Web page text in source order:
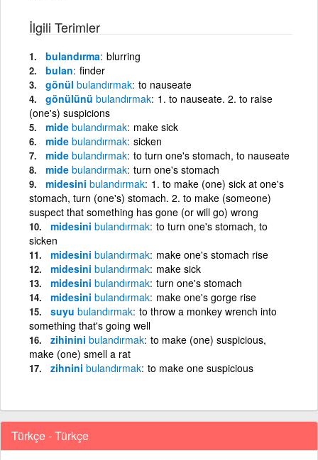
İlgili Terimler
bulandırma blurring
bulan finder
gönül bulandırmak to nauseate
gönülünü bulandırmak 1. to nauseate. 2. to raise
(one's) suspicions
mide bulandırmak make sick
mide bulandırmak sicken
mide bulandırmak to turn one's stomach, to nauseate
mide bulandırmak turn one's stomach
midesini bulandırmak 1. to make (one) sick at one's
stomach, turn (one's) stomach. 2. to make (someone)
suspect that something has gone (or will go) wrong
midesini bulandırmak to turn one's stomach, to
sicken
midesini bulandırmak make one's stomach rise
midesini bulandırmak make sick
midesini bulandırmak turn one's stomach
midesini bulandırmak make one's gorge rise
suyu bulandırmak to throw a monkey wrench into
something that's going well
zihinini bulandırmak to make (one) suspicious,
make (one) smell a rat
zihnini bulandırmak to make one suspicious
Türkçe - Türkçe